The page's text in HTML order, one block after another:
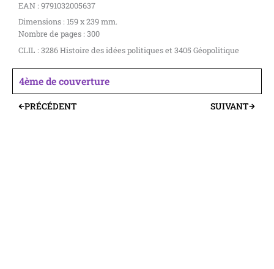
EAN : 9791032005637
Dimensions : 159 x 239 mm.
Nombre de pages : 300
CLIL : 3286 Histoire des idées politiques et 3405 Géopolitique
4ème de couverture
Précédent
PRÉCÉDENT SUIVANTSuivant